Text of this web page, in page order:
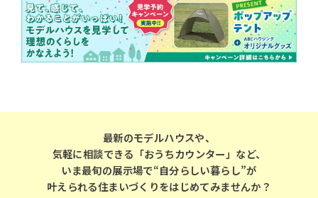
最新のモデルハウスや、
気軽に相談できる「おうちカウンター」など、
いま最旬の展示場で“自分らしい暮らし”が
叶えられる住まいづくりをはじめてみませんか？